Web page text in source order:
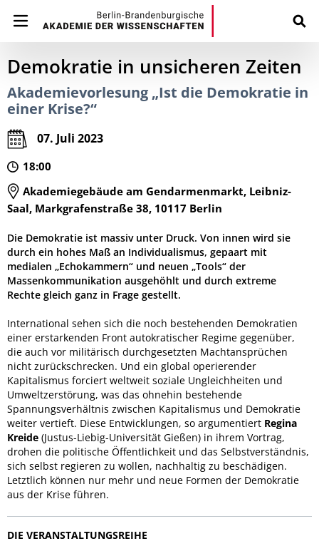
Demokratie in unsicheren Zeiten
Akademievorlesung „Ist die Demokratie in
einer Krise?“
07. Juli 2023
18:00
Akademiegebäude am Gendarmenmarkt, Leibniz-
Saal, Markgrafenstraße 38, 10117 Berlin
Die Demokratie ist massiv unter Druck. Von innen wird sie
durch ein hohes Maß an Individualismus, gepaart mit
medialen „Echokammern“ und neuen „Tools“ der
Massenkommunikation ausgehöhlt und durch extreme
Rechte gleich ganz in Frage gestellt.
International sehen sich die noch bestehenden Demokratien
einer erstarkenden Front autokratischer Regime gegenüber,
die auch vor militärisch durchgesetzten Machtansprüchen
nicht zurückschrecken. Und ein global operierender
Kapitalismus forciert weltweit soziale Ungleichheiten und
Umweltzerstörung, was das ohnehin bestehende
Spannungsverhältnis zwischen Kapitalismus und Demokratie
weiter vertieft. Diese Entwicklungen, so argumentiert Regina
Kreide (Justus-Liebig-Universität Gießen) in ihrem Vortrag,
drohen die politische Öffentlichkeit und das Selbstverständnis,
sich selbst regieren zu wollen, nachhaltig zu beschädigen.
Letztlich können nur mehr und neue Formen der Demokratie
aus der Krise führen.
DIE VERANSTALTUNGSREIHE